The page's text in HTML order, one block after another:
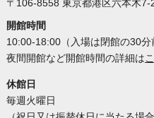
〒106-8558 東京都港区六本木7-
開館時間
10:00-18:00（入場は閉館の30分
夜間開館など開館時間の詳細は
休館日
毎週火曜日